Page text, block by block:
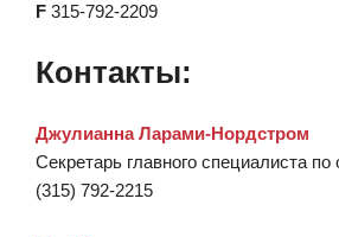
F 315-792-2209
Контакты:
Джулианна Ларами-Нордстром
Секретарь главного специалиста по
(315) 792-2215